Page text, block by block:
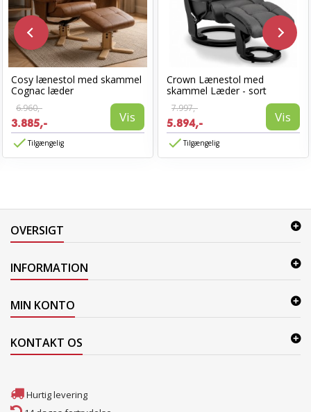
Cosy lænestol med skammel
Cognac læder
6.960,-
3.885,- Vis
Tilgængelig
Crown Lænestol med
skammel Læder - sort
7.997,-
5.894,- Vis
Tilgængelig
OVERSIGT
INFORMATION
MIN KONTO
KONTAKT OS
Hurtig levering